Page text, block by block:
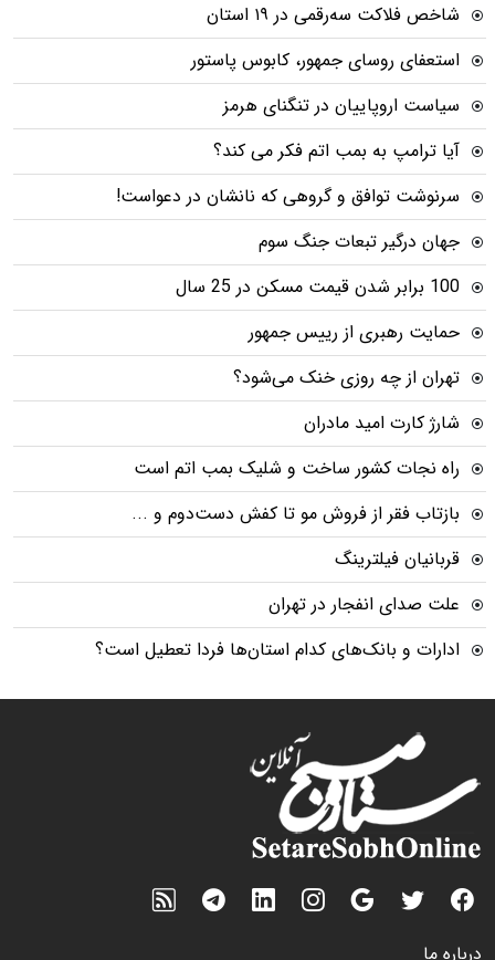
شاخص فلاکت سه‌رقمی در ۱۹ استان
استعفای روسای جمهور، کابوس پاستور
سیاست اروپاییان در تنگنای هرمز
آیا ترامپ به بمب اتم فکر می کند؟
سرنوشت توافق و گروهی که نانشان در دعواست!
جهان درگیر تبعات جنگ سوم
100 برابر شدن قیمت مسکن در 25 سال
حمایت رهبری از رییس جمهور
تهران از چه روزی خنک می‌شود؟
شارژ کارت امید مادران
راه نجات کشور ساخت و شلیک بمب اتم است
بازتاب فقر از فروش مو تا کفش دست‌دوم و ...
قربانیان فیلترینگ
علت صدای انفجار در تهران
ادارات و بانک‌های کدام استان‌ها فردا تعطیل است؟
درباره ما